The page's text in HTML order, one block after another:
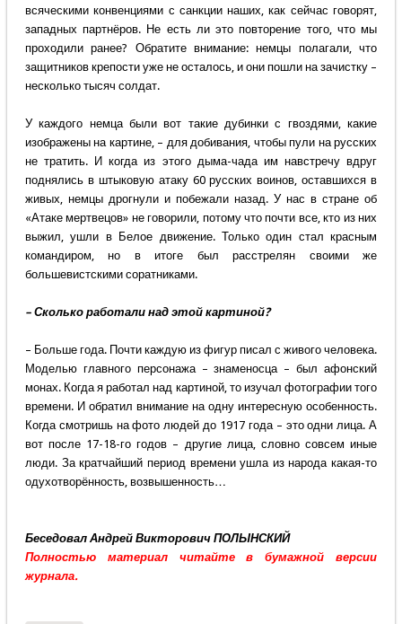
всяческими конвенциями с санкции наших, как сейчас говорят,
западных партнёров. Не есть ли это повторение того, что мы
проходили ранее? Обратите внимание: немцы полагали, что
защитников крепости уже не осталось, и они пошли на зачистку –
несколько тысяч солдат.
У каждого немца были вот такие дубинки с гвоздями, какие
изображены на картине, – для добивания, чтобы пули на русских
не тратить. И когда из этого дыма-чада им навстречу вдруг
поднялись в штыковую атаку 60 русских воинов, оставшихся в
живых, немцы дрогнули и побежали назад. У нас в стране об
«Атаке мертвецов» не говорили, потому что почти все, кто из них
выжил, ушли в Белое движение. Только один стал красным
командиром, но в итоге был расстрелян своими же
большевистскими соратниками.
– Сколько работали над этой картиной?
– Больше года. Почти каждую из фигур писал с живого человека.
Моделью главного персонажа – знаменосца – был афонский
монах. Когда я работал над картиной, то изучал фотографии того
времени. И обратил внимание на одну интересную особенность.
Когда смотришь на фото людей до 1917 года – это одни лица. А
вот после 17-18-го годов – другие лица, словно совсем иные
люди. За кратчайший период времени ушла из народа какая-то
одухотворённость, возвышенность…
Беседовал Андрей Викторович ПОЛЫНСКИЙ
Полностью материал читайте в бумажной версии
журнала.